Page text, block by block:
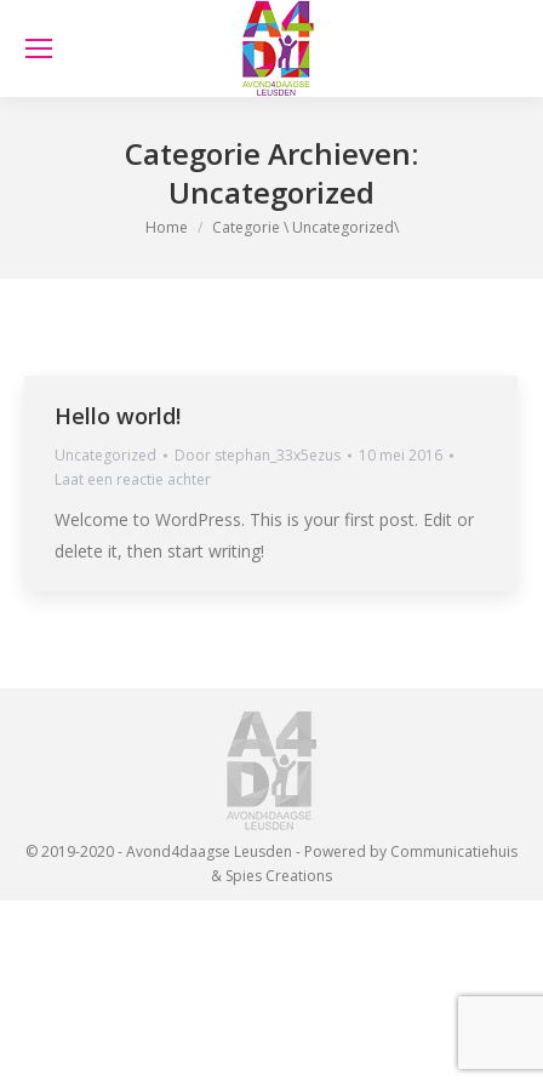
Categorie Archieven:
Uncategorized
Je bent hier:
Home Categorie \ Uncategorized\
Hello world!
Uncategorized Door stephan_33x5ezus
10 mei 2016
Laat een reactie achter
Welcome to WordPress. This is your first post. Edit or
delete it, then start writing!
© 2019-2020 - Avond4daagse Leusden - Powered by Communicatiehuis
& Spies Creations